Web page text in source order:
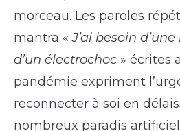
morceau. Les paroles
mantra «J’ai besoin
d’un électrochoc » écrites
pandémie expriment
reconnecter à soi en
nombreux paradis